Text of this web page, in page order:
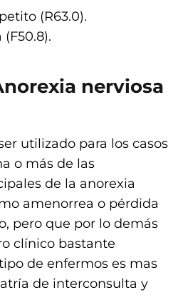
(R63.0).
nerviosa
utilizado para los casos
o más de las
de la anorexia
amenorrea o pérdida
pero que por lo demás
clínico bastante
de enfermos es mas
de interconsulta y